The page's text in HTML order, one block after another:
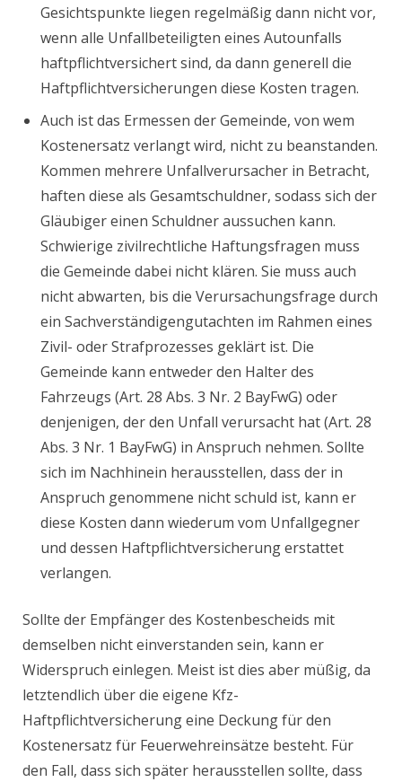
Gesichtspunkte liegen regelmäßig dann nicht vor,
wenn alle Unfallbeteiligten eines Autounfalls
haftpflichtversichert sind, da dann generell die
Haftpflichtversicherungen diese Kosten tragen.
Auch ist das Ermessen der Gemeinde, von wem
Kostenersatz verlangt wird, nicht zu beanstanden.
Kommen mehrere Unfallverursacher in Betracht,
haften diese als Gesamtschuldner, sodass sich der
Gläubiger einen Schuldner aussuchen kann.
Schwierige zivilrechtliche Haftungsfragen muss
die Gemeinde dabei nicht klären. Sie muss auch
nicht abwarten, bis die Verursachungsfrage durch
ein Sachverständigengutachten im Rahmen eines
Zivil- oder Strafprozesses geklärt ist. Die
Gemeinde kann entweder den Halter des
Fahrzeugs (Art. 28 Abs. 3 Nr. 2 BayFwG) oder
denjenigen, der den Unfall verursacht hat (Art. 28
Abs. 3 Nr. 1 BayFwG) in Anspruch nehmen. Sollte
sich im Nachhinein herausstellen, dass der in
Anspruch genommene nicht schuld ist, kann er
diese Kosten dann wiederum vom Unfallgegner
und dessen Haftpflichtversicherung erstattet
verlangen.
Sollte der Empfänger des Kostenbescheids mit
demselben nicht einverstanden sein, kann er
Widerspruch einlegen. Meist ist dies aber müßig, da
letztendlich über die eigene Kfz-
Haftpflichtversicherung eine Deckung für den
Kostenersatz für Feuerwehreinsätze besteht. Für
den Fall, dass sich später herausstellen sollte, dass